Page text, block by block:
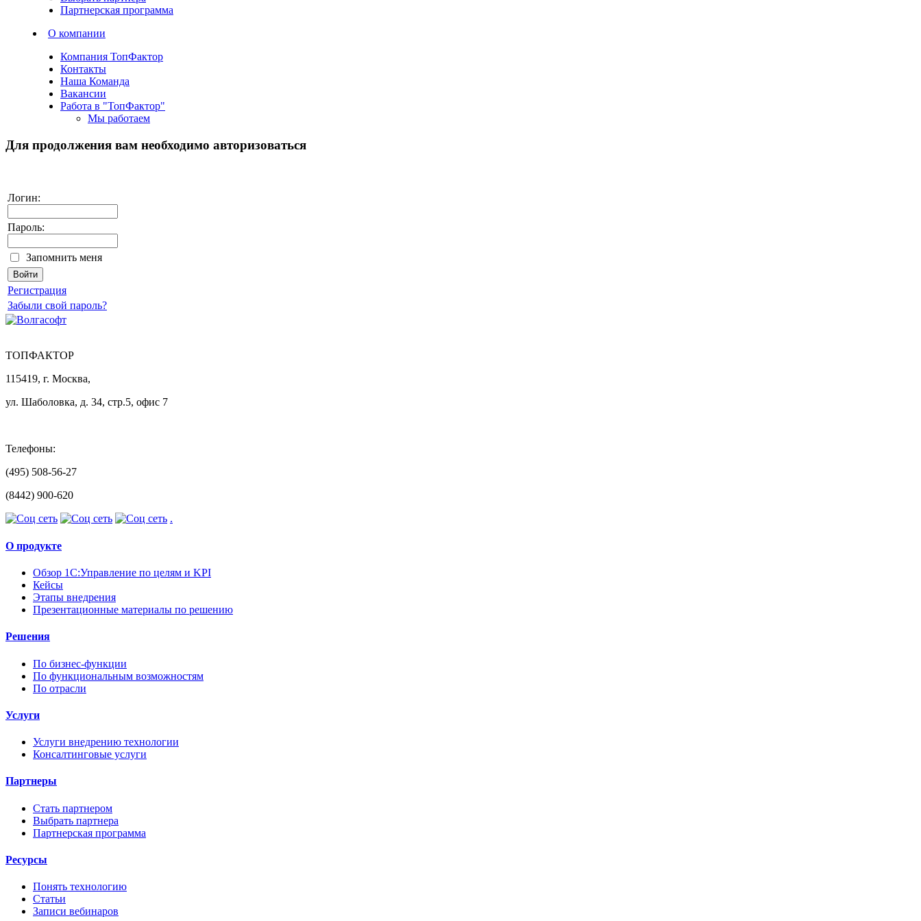
Партнерская программа
О компании
Компания ТопФактор
Контакты
Наша Команда
Вакансии
Работа в "ТопФактор"
Мы работаем
Для продолжения вам необходимо авторизоваться
Логин:
Пароль:
Запомнить меня
Регистрация
Забыли свой пароль?
ТОПФАКТОР
115419, г. Москва,
ул. Шаболовка, д. 34, стр.5, офис 7
Телефоны:
(495) 508-56-27
(8442) 900-620
.
О продукте
Обзор 1С:Управление по целям и KPI
Кейсы
Этапы внедрения
Презентационные материалы по решению
Решения
По бизнес-функции
По функциональным возможностям
По отрасли
Услуги
Услуги внедрению технологии
Консалтинговые услуги
Партнеры
Стать партнером
Выбрать партнера
Партнерская программа
Ресурсы
Понять технологию
Статьи
Записи вебинаров